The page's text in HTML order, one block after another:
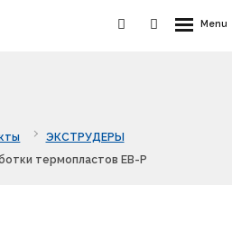
ЭКСТРУДЕРЫ
термопластов EB-P